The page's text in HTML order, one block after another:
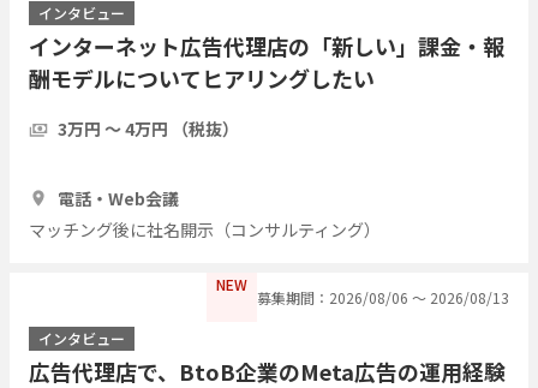
インタビュー
インターネット広告代理店の「新しい」課金・報
酬モデルについてヒアリングしたい
3万円 〜 4万円 （税抜）
電話・Web会議
マッチング後に社名開示（コンサルティング）
NEW
募集期間：2026/08/06 〜 2026/08/13
インタビュー
広告代理店で、BtoB企業のMeta広告の運用経験